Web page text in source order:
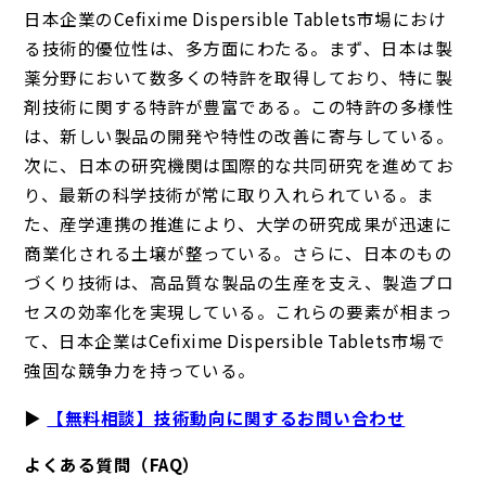
日本企業のCefixime Dispersible Tablets市場におけ
る技術的優位性は、多方面にわたる。まず、日本は製
薬分野において数多くの特許を取得しており、特に製
剤技術に関する特許が豊富である。この特許の多様性
は、新しい製品の開発や特性の改善に寄与している。
次に、日本の研究機関は国際的な共同研究を進めてお
り、最新の科学技術が常に取り入れられている。ま
た、産学連携の推進により、大学の研究成果が迅速に
商業化される土壌が整っている。さらに、日本のもの
づくり技術は、高品質な製品の生産を支え、製造プロ
セスの効率化を実現している。これらの要素が相まっ
て、日本企業はCefixime Dispersible Tablets市場で
強固な競争力を持っている。
▶
【無料相談】技術動向に関するお問い合わせ
よくある質問（FAQ）